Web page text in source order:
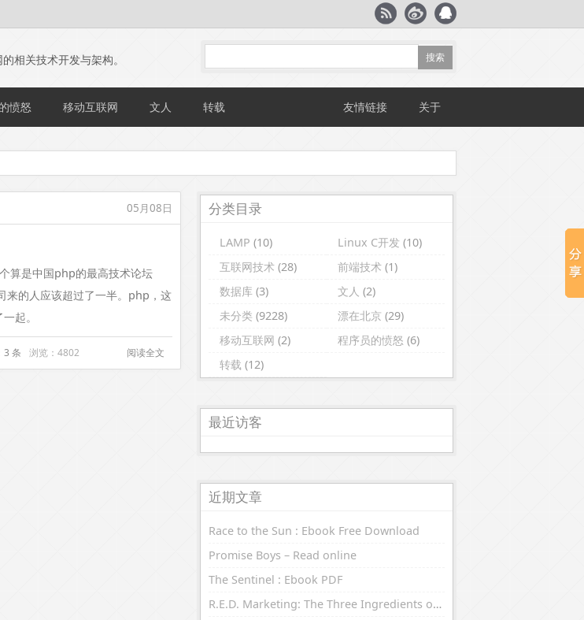
相关技术开发与架构。
愤怒 移动互联网 文人 转载 友情链接 关于
05月08日
算是中国php的最高技术论坛
来的人应该超过了一半。php，这
起。
3 条 浏览：4802 阅读全文
分类目录
LAMP (10) Linux C开发 (10)
互联网技术 (28) 前端技术 (1)
数据库 (3) 文人 (2)
未分类 (9228) 漂在北京 (29)
移动互联网 (2) 程序员的愤怒 (6)
转载 (12)
最近访客
近期文章
Race to the Sun : Ebook Free Download
Promise Boys – Read online
The Sentinel : Ebook PDF
R.E.D. Marketing: The Three Ingredients of Leading Brands : eBooks (EPUB, PDF)